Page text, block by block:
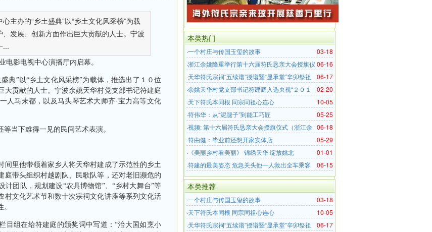
主办的“乡土盛典”以“乡土文化风采榜”为载
发展、创新方面作出巨大贡献的人士。宁波
...
影电视中心演播厅内启幕。
”以“乡土文化风采榜”为载体，推选出了１０位
贡献的人士。宁波余姚天华村党支部书记符建庭
人马未都，以及马头琴艺术大师齐·宝力高等文化
当下难得一见的民间艺术表演。
里他带领着家乡人将天华村建成了示范性的乡土
带头组织村越剧队、民歌队等，还对老旧濒危的
团队，规划建设“农具博物馆”、“乡村大舞台”等
村文化艺术节和数十次宗祠文化讲座等系列文化活
组在给符建庭的颁奖词中写道：“治大国如烹小
本类热门
03-18
·一个村庄与传国玉玺的故事
06-16
·浙江余姚隆重举行第十六届符氏恳亲大会授旗仪
式
06-17
·天华符氏宗祠“五续谱”授谱暨“显承堂”辛卯祭祖
仪式
02-20
·余姚天华村党支部书记符建庭入选央视“２０１
２乡土盛典”颁出“乡土文化风采榜”
10-05
·天下符氏本同根 同宗同祖心连心
05-25
·符伟华：从“泥腿子”到能工巧匠
06-18
·视频: 第十六届符氏恳亲大会授旗仪式（浙江余
姚）
05-29
·符由健：毕业前还想开家实体店
01-01
· 《美丽乡村看美丽》 锦绣天华 绽放姚北
06-15
·符建的最美姿态 危急关头他一人救出全车乘客
本类推荐
03-18
·一个村庄与传国玉玺的故事
10-05
·天下符氏本同根 同宗同祖心连心
06-17
·天华符氏宗祠“五续谱”授谱暨“显承堂”辛卯祭祖